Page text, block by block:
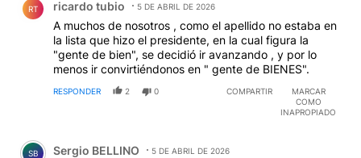
RT ricardo tubio 5 DE ABRIL DE 2026
A muchos de nosotros , como el apellido no estaba en
la lista que hizo el presidente, en la cual figura la
"gente de bien", se decidió ir avanzando , y por lo
menos ir convirtiéndonos en " gente de BIENES".
RESPONDER 2 0 COMPARTIR
MARCAR
COMO
INAPROPIADO
Comentario de Sergio BELLINO.
SB Sergio BELLINO 5 DE ABRIL DE 2026